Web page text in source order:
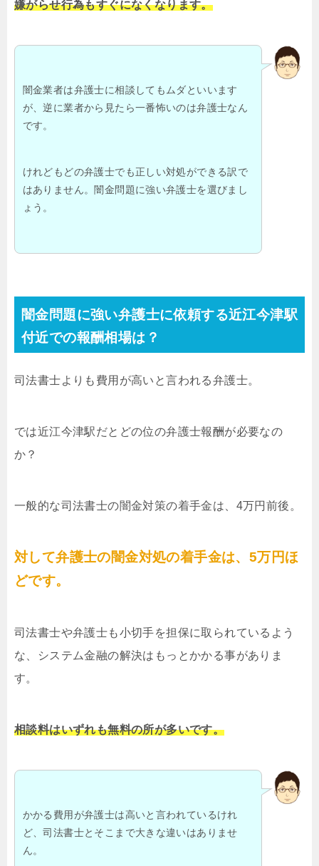
嫌がらせ行為もすぐになくなります。
闇金業者は弁護士に相談してもムダといいます
が、逆に業者から見たら一番怖いのは弁護士なん
です。
けれどもどの弁護士でも正しい対処ができる訳で
はありません。闇金問題に強い弁護士を選びまし
ょう。
闇金問題に強い弁護士に依頼する近江今津駅
付近での報酬相場は？
司法書士よりも費用が高いと言われる弁護士。
では近江今津駅だとどの位の弁護士報酬が必要なの
か？
一般的な司法書士の闇金対策の着手金は、4万円前後。
対して弁護士の闇金対処の着手金は、5万円ほ
どです。
司法書士や弁護士も小切手を担保に取られているよう
な、システム金融の解決はもっとかかる事がありま
す。
相談料はいずれも無料の所が多いです。
かかる費用が弁護士は高いと言われているけれ
ど、司法書士とそこまで大きな違いはありませ
ん。